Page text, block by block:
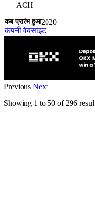
ACH
2020
कंपनी वेबसाइट
Previous Next
Showing 1 to 50 of 296